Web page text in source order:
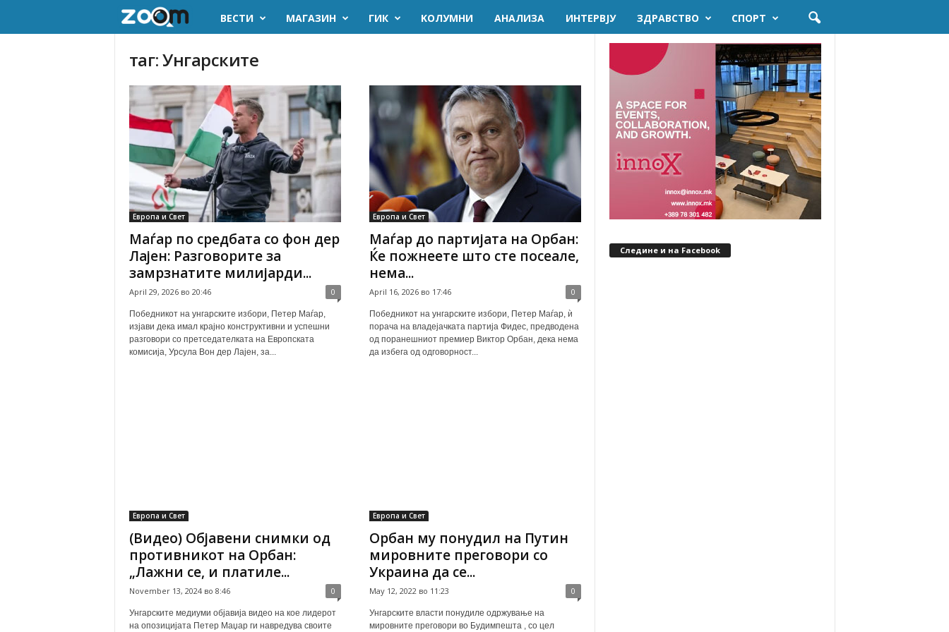
m
m
k
ВЕСТИ МАГАЗИН ГИК KОЛУМНИ AНАЛИЗА ИНТЕРВЈУ ЗДРАВСТВО СПОРТ
таг: Унгарските
Европа и Свет
Маѓар по средбата со фон дер
Лајен: Разговорите за
замрзнатите милијарди...
April 29, 2026 во 20:46 0
Победникот на унгарските избори, Петер Маѓар,
изјави дека имал крајно конструктивни и успешни
разговори со претседателката на Европската
комисија, Урсула Вон дер Лајен, за...
Европа и Свет
Маѓар до партијата на Орбан:
Ќе пожнеете што сте посеале,
нема...
April 16, 2026 во 17:46 0
Победникот на унгарските избори, Петер Маѓар, ѝ
порача на владејачката партија Фидес, предводена
од поранешниот премиер Виктор Орбан, дека нема
да избега од одговорност...
Европа и Свет
(Видео) Објавени снимки од
противникот на Орбан:
„Лажни се, и платиле...
November 13, 2024 во 8:46 0
Унгарските медиуми објавија видео на кое лидерот
на опозицијата Петер Маџар ги навредува своите
Европа и Свет
Орбан му понудил на Путин
мировните преговори со
Украина да се...
May 12, 2022 во 11:23 0
Унгарските власти понудиле одржување на
мировните преговори во Будимпешта , со цел
Следине и на Facebook